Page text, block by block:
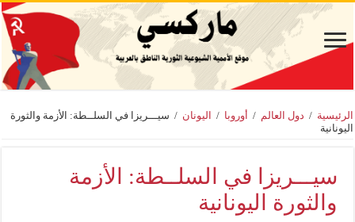
الرئيسية / دول العالم / أوروبا / اليونان / سيـــريزا في السلــطة: الأزمة والثورة
اليونانية
سيـــريزا في السلــطة: الأزمة
والثورة اليونانية